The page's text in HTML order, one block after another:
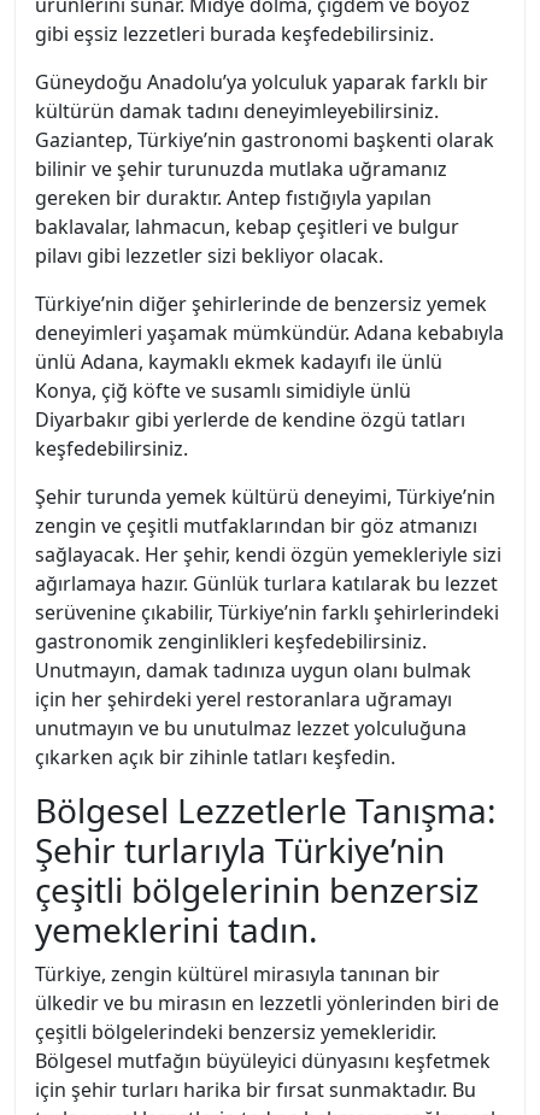
gibi eşsiz lezzetleri burada keşfedebilirsiniz.
Güneydoğu Anadolu’ya yolculuk yaparak farklı bir
kültürün damak tadını deneyimleyebilirsiniz.
Gaziantep, Türkiye’nin gastronomi başkenti olarak
bilinir ve şehir turunuzda mutlaka uğramanız
gereken bir duraktır. Antep fıstığıyla yapılan
baklavalar, lahmacun, kebap çeşitleri ve bulgur
pilavı gibi lezzetler sizi bekliyor olacak.
Türkiye’nin diğer şehirlerinde de benzersiz yemek
deneyimleri yaşamak mümkündür. Adana kebabıyla
ünlü Adana, kaymaklı ekmek kadayıfı ile ünlü
Konya, çiğ köfte ve susamlı simidiyle ünlü
Diyarbakır gibi yerlerde de kendine özgü tatları
keşfedebilirsiniz.
Şehir turunda yemek kültürü deneyimi, Türkiye’nin
zengin ve çeşitli mutfaklarından bir göz atmanızı
sağlayacak. Her şehir, kendi özgün yemekleriyle sizi
ağırlamaya hazır. Günlük turlara katılarak bu lezzet
serüvenine çıkabilir, Türkiye’nin farklı şehirlerindeki
gastronomik zenginlikleri keşfedebilirsiniz.
Unutmayın, damak tadınıza uygun olanı bulmak
için her şehirdeki yerel restoranlara uğramayı
unutmayın ve bu unutulmaz lezzet yolculuğuna
çıkarken açık bir zihinle tatları keşfedin.
Bölgesel Lezzetlerle Tanışma:
Şehir turlarıyla Türkiye’nin
çeşitli bölgelerinin benzersiz
yemeklerini tadın.
Türkiye, zengin kültürel mirasıyla tanınan bir
ülkedir ve bu mirasın en lezzetli yönlerinden biri de
çeşitli bölgelerindeki benzersiz yemekleridir.
Bölgesel mutfağın büyüleyici dünyasını keşfetmek
için şehir turları harika bir fırsat sunmaktadır. Bu